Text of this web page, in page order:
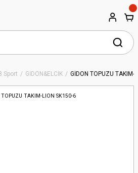
Sport GİDON&ELCİK GİDON TOPUZU TAKIM-